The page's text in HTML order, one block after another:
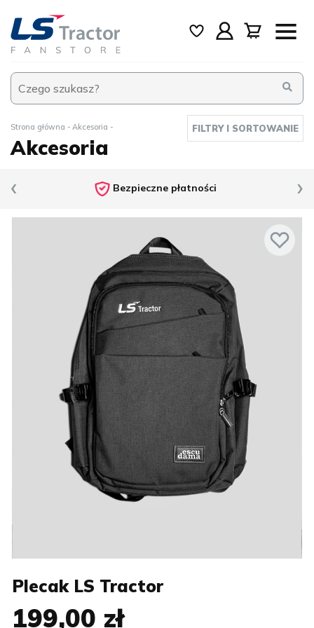
Strona główna Akcesoria
Akcesoria
FILTRY I SORTOWANIE
Bezpieczne płatności
‹ ›
Plecak LS Tractor
199,00 zł